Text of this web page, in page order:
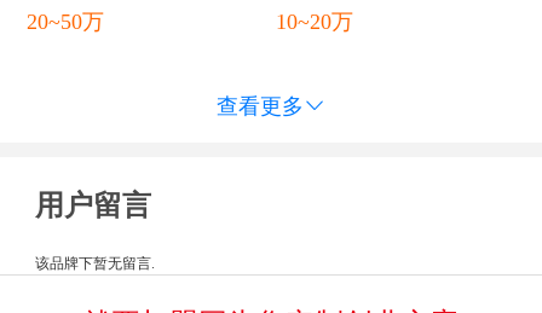
20~50万
10~20万
查看更多 
用户留言
该品牌下暂无留言.